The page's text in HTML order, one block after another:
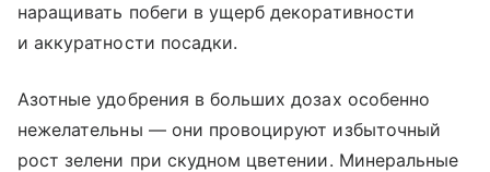
наращивать побеги в ущерб декоративности
и аккуратности посадки.
Азотные удобрения в больших дозах особенно
нежелательны — они провоцируют избыточный
рост зелени при скудном цветении. Минеральные